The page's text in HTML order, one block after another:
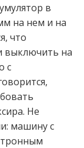
в
на нем и на
что
выключить на
с
Не
машину с